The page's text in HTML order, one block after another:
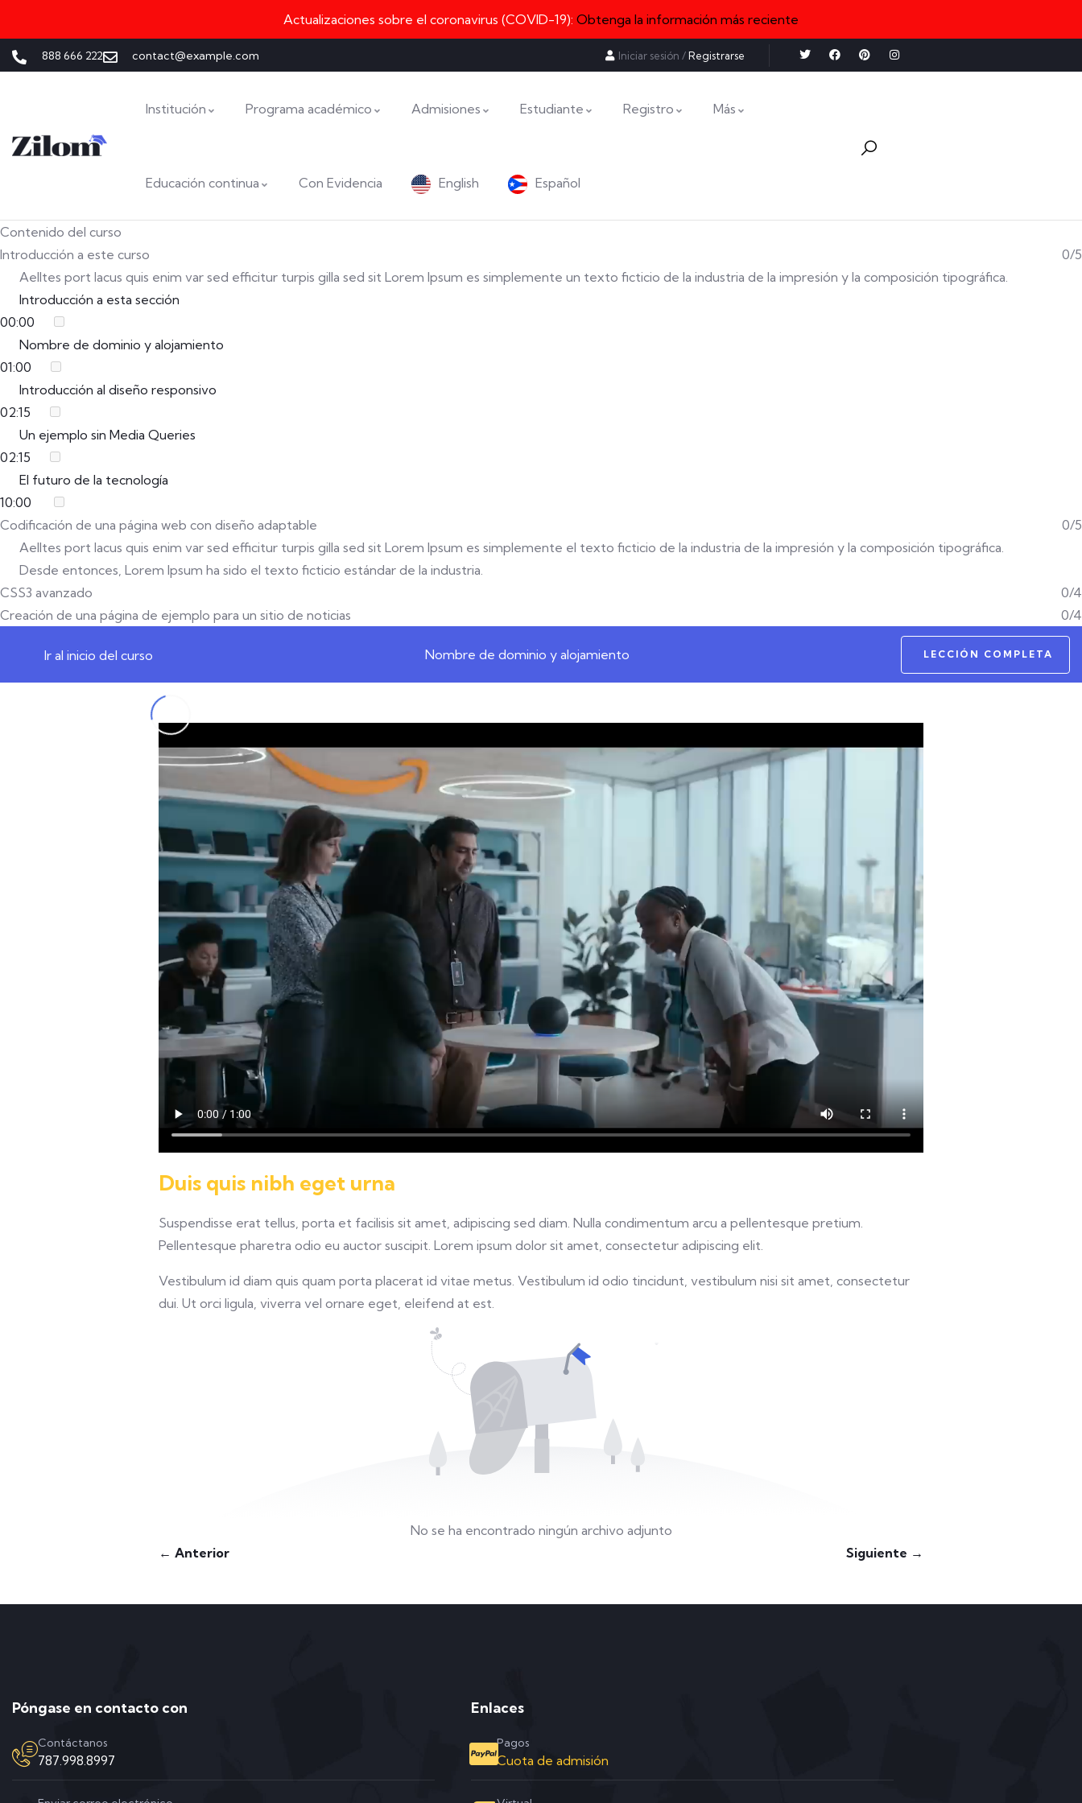
Actualizaciones sobre el coronavirus (COVID-19): Obtenga la información más reciente
888 666 222 contact@example.com Iniciar sesión /Registrarse
Institución Programa académico Admisiones Estudiante Registro Más
Educación continua Con Evidencia English Español
Contenido del curso
Introducción a este curso
Aelltes port lacus quis enim var sed efficitur turpis gilla sed sit Lorem Ipsum es simplemente un texto ficticio de la industria de la impresión y la composición tipográfica.
0/5
Introducción a esta sección
00:00
Nombre de dominio y alojamiento
01:00
Introducción al diseño responsivo
02:15
Un ejemplo sin Media Queries
02:15
El futuro de la tecnología
10:00
Codificación de una página web con diseño adaptable
Aelltes port lacus quis enim var sed efficitur turpis gilla sed sit Lorem Ipsum es simplemente el texto ficticio de la industria de la impresión y la composición tipográfica.
Desde entonces, Lorem Ipsum ha sido el texto ficticio estándar de la industria.
0/5
CSS3 avanzado
0/4
Creación de una página de ejemplo para un sitio de noticias
0/4
Ir al inicio del curso Nombre de dominio y alojamiento LECCIÓN COMPLETA
Duis quis nibh eget urna
Suspendisse erat tellus, porta et facilisis sit amet, adipiscing sed diam. Nulla condimentum arcu a pellentesque pretium.
Pellentesque pharetra odio eu auctor suscipit. Lorem ipsum dolor sit amet, consectetur adipiscing elit.
Vestibulum id diam quis quam porta placerat id vitae metus. Vestibulum id odio tincidunt, vestibulum nisi sit amet, consectetur
dui. Ut orci ligula, viverra vel ornare eget, eleifend at est.
No se ha encontrado ningún archivo adjunto
← Anterior
Siguiente →
Póngase en contacto con
Contáctanos
787.998.8997
Enlaces
Pagos
Cuota de admisión